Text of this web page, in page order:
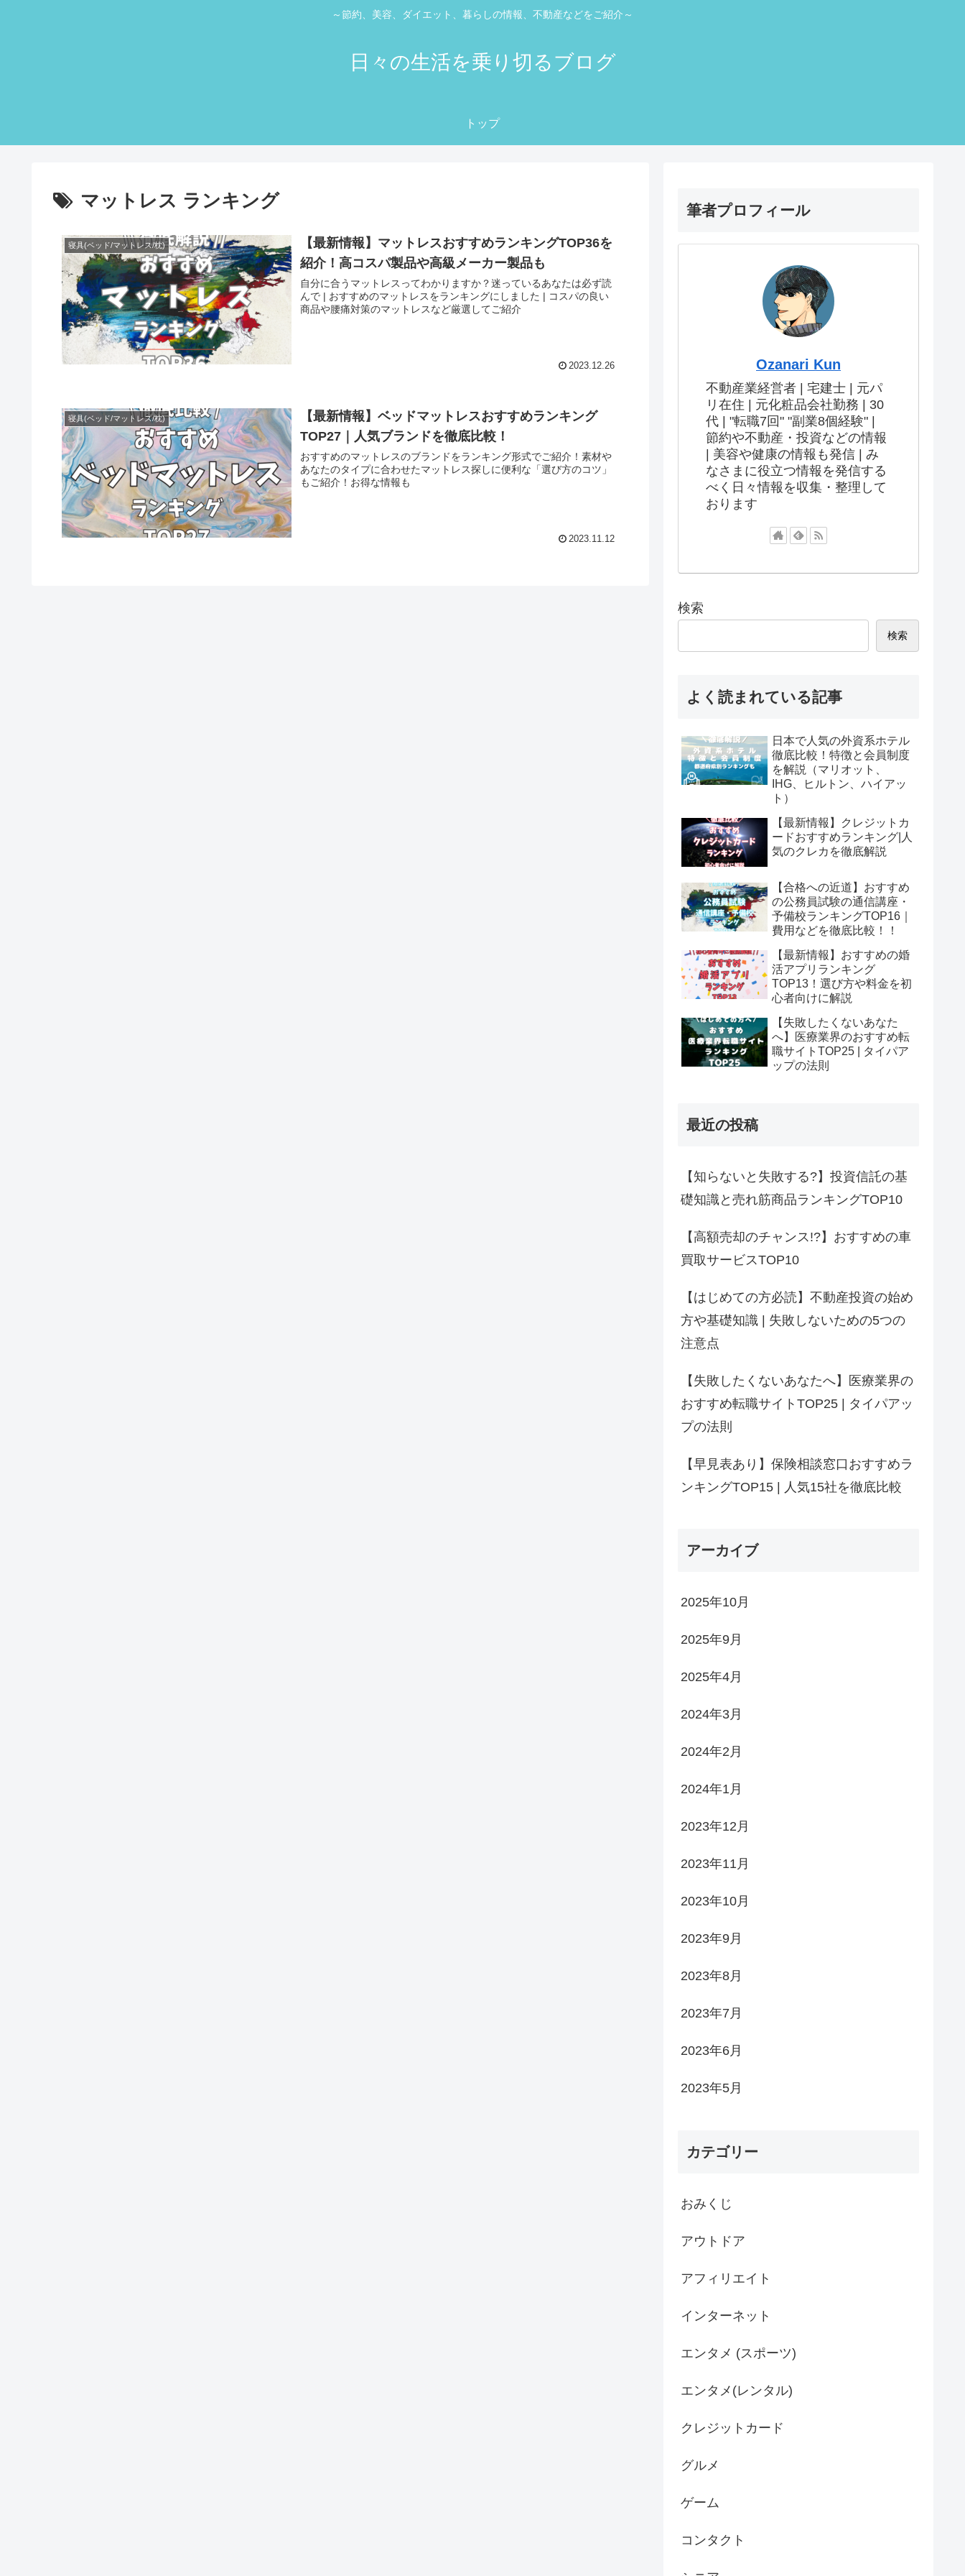
～節約、美容、ダイエット、暮らしの情報、不動産などをご紹介～
日々の生活を乗り切るブログ
トップ
マットレス ランキング
寝具(ベッド/マットレス/枕)
【最新情報】マットレスおすすめランキングTOP36を
紹介！高コスパ製品や高級メーカー製品も
自分に合うマットレスってわかりますか？迷っているあなたは必ず読
んで | おすすめのマットレスをランキングにしました | コスパの良い
商品や腰痛対策のマットレスなど厳選してご紹介
2023.12.26
寝具(ベッド/マットレス/枕)
【最新情報】ベッドマットレスおすすめランキング
TOP27｜人気ブランドを徹底比較！
おすすめのマットレスのブランドをランキング形式でご紹介！素材や
あなたのタイプに合わせたマットレス探しに便利な「選び方のコツ」
もご紹介！お得な情報も
2023.11.12
筆者プロフィール
Ozanari Kun
不動産業経営者 | 宅建士 | 元パ
リ在住 | 元化粧品会社勤務 | 30
代 | "転職7回" "副業8個経験" |
節約や不動産・投資などの情報
| 美容や健康の情報も発信 | み
なさまに役立つ情報を発信する
べく日々情報を収集・整理して
おります
検索
検索
よく読まれている記事
日本で人気の外資系ホテル
徹底比較！特徴と会員制度
を解説（マリオット、
IHG、ヒルトン、ハイアッ
ト）
【最新情報】クレジットカ
ードおすすめランキング|人
気のクレカを徹底解説
【合格への近道】おすすめ
の公務員試験の通信講座・
予備校ランキングTOP16｜
費用などを徹底比較！！
【最新情報】おすすめの婚
活アプリランキング
TOP13！選び方や料金を初
心者向けに解説
【失敗したくないあなた
へ】医療業界のおすすめ転
職サイトTOP25 | タイパア
ップの法則
最近の投稿
【知らないと失敗する?】投資信託の基
礎知識と売れ筋商品ランキングTOP10
【高額売却のチャンス!?】おすすめの車
買取サービスTOP10
【はじめての方必読】不動産投資の始め
方や基礎知識 | 失敗しないための5つの
注意点
【失敗したくないあなたへ】医療業界の
おすすめ転職サイトTOP25 | タイパアッ
プの法則
【早見表あり】保険相談窓口おすすめラ
ンキングTOP15 | 人気15社を徹底比較
アーカイブ
2025年10月
2025年9月
2025年4月
2024年3月
2024年2月
2024年1月
2023年12月
2023年11月
2023年10月
2023年9月
2023年8月
2023年7月
2023年6月
2023年5月
カテゴリー
おみくじ
アウトドア
アフィリエイト
インターネット
エンタメ (スポーツ)
エンタメ(レンタル)
クレジットカード
グルメ
ゲーム
コンタクト